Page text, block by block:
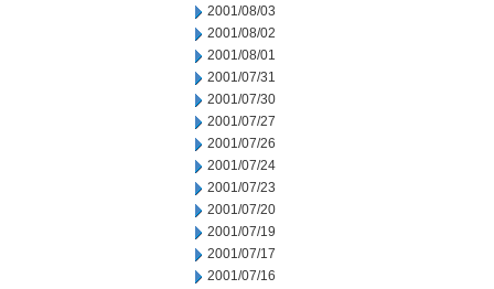
2001/08/03
2001/08/02
2001/08/01
2001/07/31
2001/07/30
2001/07/27
2001/07/26
2001/07/24
2001/07/23
2001/07/20
2001/07/19
2001/07/17
2001/07/16